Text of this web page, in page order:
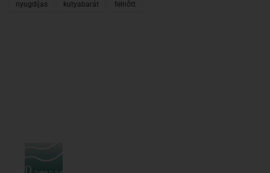
nyugdíjas kutyabarát felnőtt